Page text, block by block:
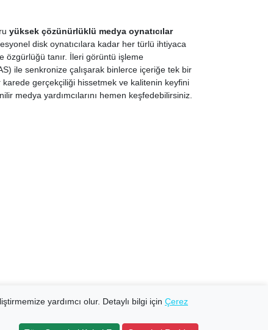
yüksek çözünürlüklü medya oynatıcılar
disk oynatıcılara kadar her türlü ihtiyaca
özgürlüğü tanır. İleri görüntü işleme
ile senkronize çalışarak binlerce içeriğe tek bir
karede gerçekçiliği hissetmek ve kalitenin keyfini
medya yardımcılarını hemen keşfedebilirsiniz.
yardımcı olur. Detaylı bilgi için Çerez